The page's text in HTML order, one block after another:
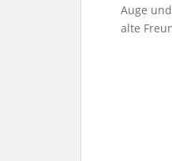
Auge
alte